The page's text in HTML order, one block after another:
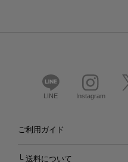
LINE Instagram
ご利用ガイド
└ 送料について